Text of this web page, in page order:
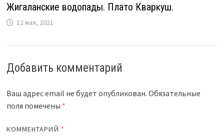
Жигаланские водопады. Плато Кваркуш.
12 мая, 2021
Добавить комментарий
Ваш адрес email не будет опубликован. Обязательные
поля помечены *
КОММЕНТАРИЙ *